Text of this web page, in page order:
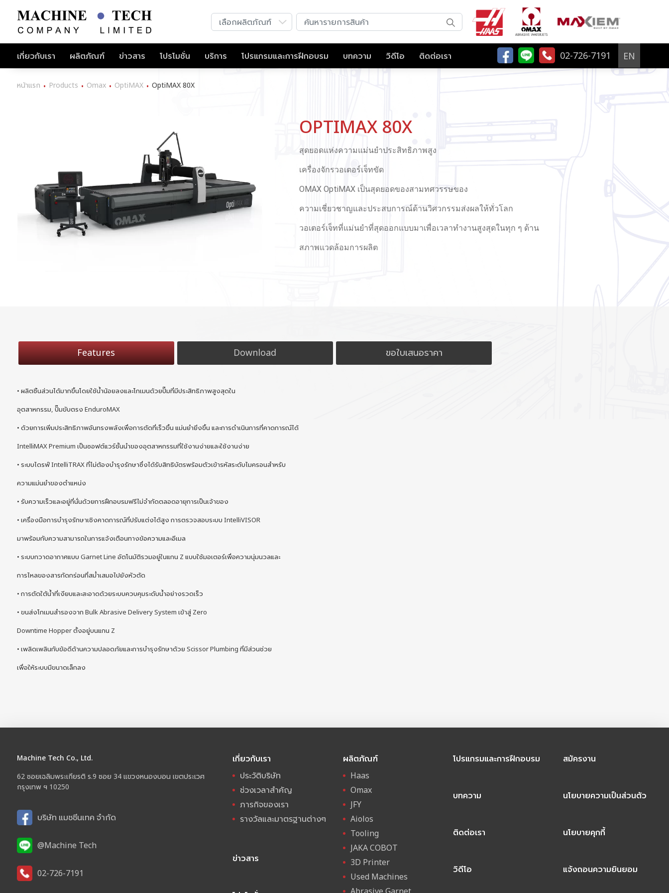
เกี่ยวกับเรา ผลิตภัณฑ์ ข่าวสาร โปรโมชั่น บริการ โปรแกรมและการฝึกอบรม บทความ วิดีโอ ติดต่อเรา 02-726-7191 EN
หน้าแรก • Products • Omax • OptiMAX • OptiMAX 80X
OPTIMAX 80X
สุดยอดแห่งความแม่นยำประสิทธิภาพสูง
เครื่องจักรวอเตอร์เจ็ทขัด
OMAX OptiMAX เป็นสุดยอดของสามทศวรรษของ
ความเชี่ยวชาญและประสบการณ์ด้านวิศวกรรมส่งผลให้ทั่วโลก
วอเตอร์เจ็ทที่แม่นยำที่สุดออกแบบมาเพื่อเวลาทำงานสูงสุดในทุก ๆ ด้าน
สภาพแวดล้อมการผลิต
Features Download ขอใบเสนอราคา
• ผลิตชิ้นส่วนได้มากขึ้นโดยใช้น้ำน้อยลงและโกเมนด้วยปั๊มที่มีประสิทธิภาพสูงสุดใน
อุตสาหกรรม, ปั๊มขับตรง EnduroMAX
• ด้วยการเพิ่มประสิทธิภาพอันทรงพลังเพื่อการตัดที่เร็วขึ้น แม่นยำยิ่งขึ้น และการดำเนินการที่คาดการณ์ได้
IntelliMAX Premium เป็นซอฟต์แวร์ชั้นนำของอุตสาหกรรมที่ใช้งานง่ายและใช้งานง่าย
• ระบบไดรฟ์ IntelliTRAX ที่ไม่ต้องบำรุงรักษาซึ่งได้รับสิทธิบัตรพร้อมตัวเข้ารหัสระดับไมครอนสำหรับ
ความแม่นยำของตำแหน่ง
• รับความเร็วและอยู่ที่นั่นด้วยการฝึกอบรมฟรีไม่จำกัดตลอดอายุการเป็นเจ้าของ
• เครื่องมือการบำรุงรักษาเชิงคาดการณ์ที่ปรับแต่งได้สูง การตรวจสอบระบบ IntelliVISOR
มาพร้อมกับความสามารถในการแจ้งเตือนทางข้อความและอีเมล
• ระบบกวาดอากาศแบบ Garnet Line อัตโนมัติรวมอยู่ในแกน Z แบบใช้มอเตอร์เพื่อความนุ่มนวลและ
การไหลของสารกัดกร่อนที่สม่ำเสมอไปยังหัวตัด
• การตัดใต้น้ำที่เงียบและสะอาดด้วยระบบควบคุมระดับน้ำอย่างรวดเร็ว
• ขนส่งโกเมนสำรองจาก Bulk Abrasive Delivery System เข้าสู่ Zero
Downtime Hopper ตั้งอยู่บนแกน Z
• เพลิดเพลินกับข้อดีด้านความปลอดภัยและการบำรุงรักษาด้วย Scissor Plumbing ที่มีส่วนช่วย
เพื่อให้ระบบมีขนาดเล็กลง
Machine Tech Co., Ltd.
62 ซอยเฉลิมพระเกียรติ ร.9 ซอย 34 แขวงหนองบอน เขตประเวศ
กรุงเทพ ฯ 10250
บริษัท แมชชีนเทค จำกัด
@Machine Tech
02-726-7191
เกี่ยวกับเรา
ประวัติบริษัท
ช่วงเวลาสำคัญ
ภารกิจของเรา
รางวัลและมาตรฐานต่างๆ
ข่าวสาร
ผลิตภัณฑ์
Haas
Omax
JFY
Aiolos
Tooling
JAKA COBOT
3D Printer
Used Machines
โปรแกรมและการฝึกอบรม
บทความ
ติดต่อเรา
วิดีโอ
สมัครงาน
นโยบายความเป็นส่วนตัว
นโยบายคุกกี้
แจ้งถอนความยินยอม